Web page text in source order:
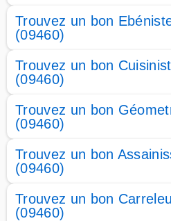
Trouvez un bon
(09460)
Trouvez un bon
(09460)
Trouvez un bon
(09460)
Trouvez un bon
(09460)
Trouvez un bon
(09460)